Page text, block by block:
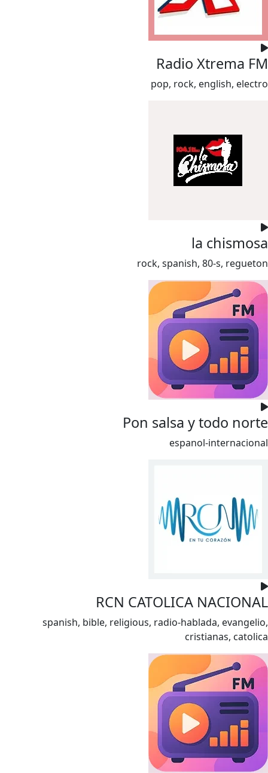
Radio Xtrema FM
pop, rock, english, electro
la chismosa
rock, spanish, 80-s, regueton
Pon salsa y todo norte
espanol-internacional
RCN CATOLICA NACIONAL
spanish, bible, religious, radio-hablada, evangelio,
cristianas, catolica